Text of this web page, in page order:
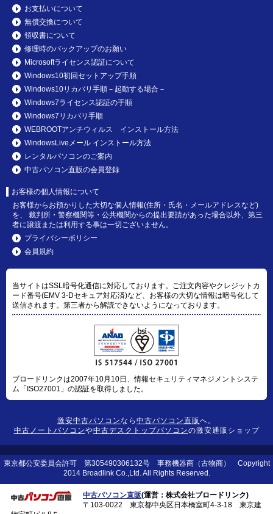
お支払いについて
無償交換について
領収書について
修理時のバックアップのお願い
Microsoftライセンス認証について
Windows10初回セットアップ手順
Windows10リカバリ手順－起動する場合－
Windows7ライセンス認証の手順
Windows7リカバリ手順
WEBROOTアンチウィルス インストール方法
WindowsLiveメール インストール方法
レンタルパソコンのご案内
中古パソコン直販の会員登録
お客様の個人情報について
お客様からお預かりした大切な個人情報(住所・氏名・メールアドレスなど)
を、 裁判所・警察機関等・公共機関からの提出要請があった場合以外、第三
者に譲渡または利用する事は一切ございません。
プライバシーポリシー
会員規約
当サイトはSSL暗号化通信に対応しております。ご注文内容やクレジットカ
ード番号(EMV 3-Dセキュア対応済)など、お客様の大切な情報は暗号化して
送信されます。第三者から解読できないようになっております。
ブロードリンクは2007年10月10日、情報セキュリティマネジメントシステ
ム「ISO27001」の認証を取得しました。
激安中古パソコンなら 中古パソコン直販へ。
中古ノートパソコンや中古デスクトップパソコンの激安通販ショップ
東京都公安委員会許可 第305490306132号 事務機器商（古物商） Copyright
2014 Broadlink Co.,Ltd. All Rights Reserved.
中古パソコン直販(運営：株式会社ブロードリンク)
〒103-0022 東京都中央区日本橋室町4-3-18 東京建